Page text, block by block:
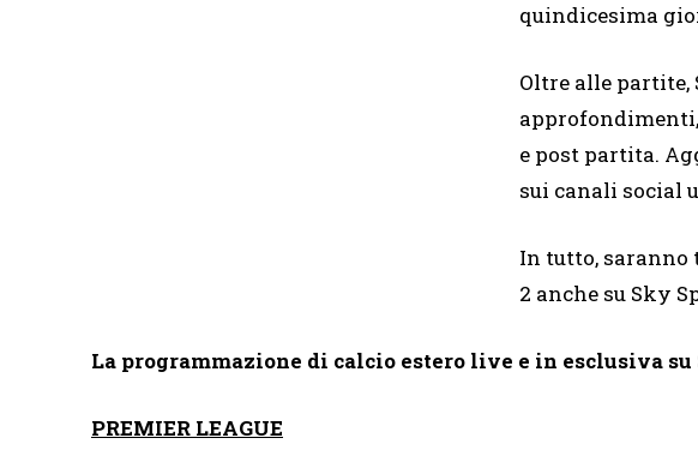
quindicesima
Oltre alle
e post partita.
sui canali social
In tutto, saranno
2 anche su Sky
La programmazione di calcio estero live e in esclusiva
PREMIER LEAGUE